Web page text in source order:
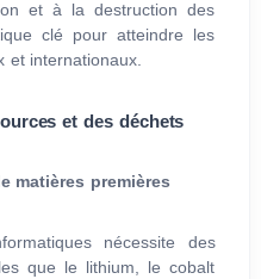
et à la destruction des
clé pour atteindre les
et internationaux.
et des déchets
matières premières
nécessite des
que le lithium, le cobalt